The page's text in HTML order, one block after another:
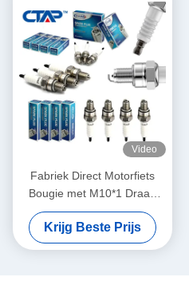
Video
Fabriek Direct Motorfiets
Bougie met M10*1 Draad
12,7 mm Bereik en 16 mm
Zeskant voor Groothandel
Krijg Beste Prijs